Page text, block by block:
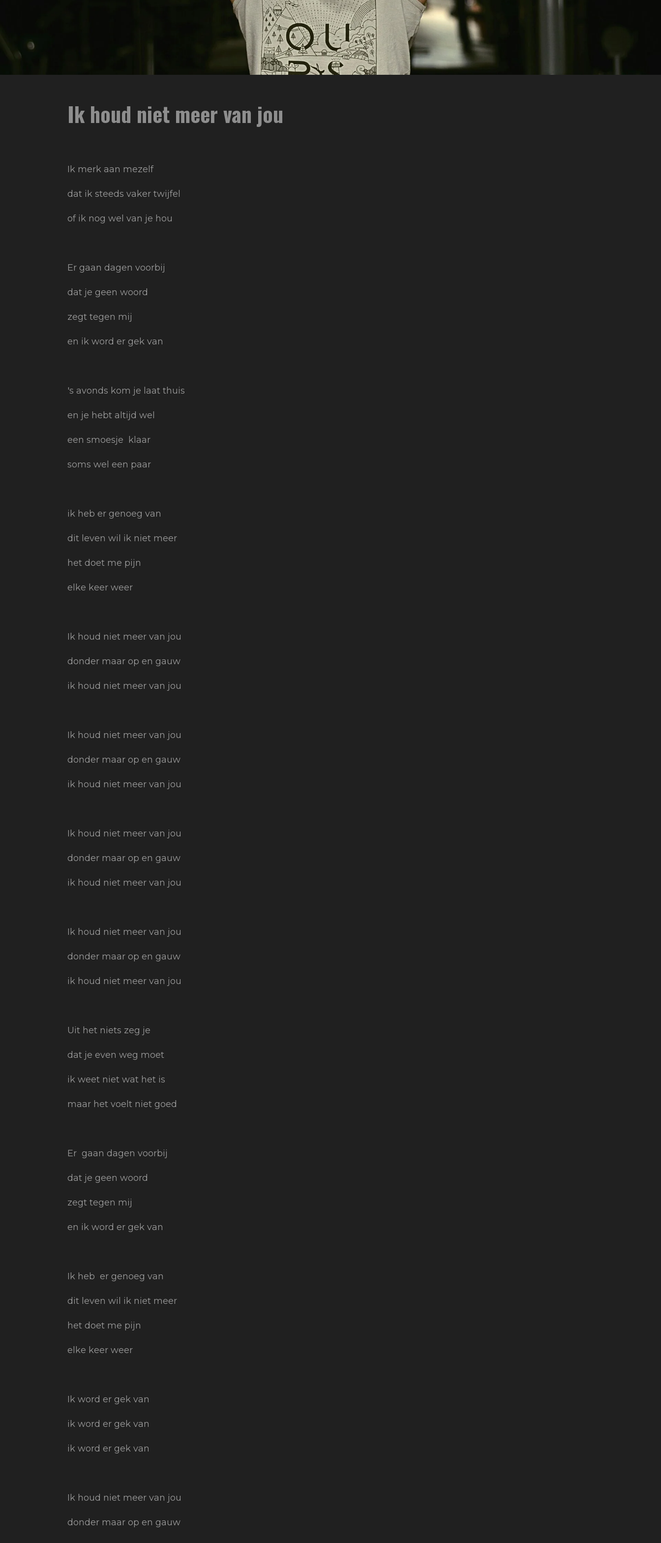
Ik houd niet meer van jou
Ik merk aan mezelf
dat ik steeds vaker twijfel
of ik nog wel van je hou
Er gaan dagen voorbij
dat je geen woord
zegt tegen mij
en ik word er gek van
's avonds kom je laat thuis
en je hebt altijd wel
een smoesje klaar
soms wel een paar
ik heb er genoeg van
dit leven wil ik niet meer
het doet me pijn
elke keer weer
Ik houd niet meer van jou
donder maar op en gauw
ik houd niet meer van jou
Ik houd niet meer van jou
donder maar op en gauw
ik houd niet meer van jou
Ik houd niet meer van jou
donder maar op en gauw
ik houd niet meer van jou
Ik houd niet meer van jou
donder maar op en gauw
ik houd niet meer van jou
Uit het niets zeg je
dat je even weg moet
ik weet niet wat het is
maar het voelt niet goed
Er gaan dagen voorbij
dat je geen woord
zegt tegen mij
en ik word er gek van
Ik heb er genoeg van
dit leven wil ik niet meer
het doet me pijn
elke keer weer
Ik word er gek van
ik word er gek van
ik word er gek van
Ik houd niet meer van jou
donder maar op en gauw